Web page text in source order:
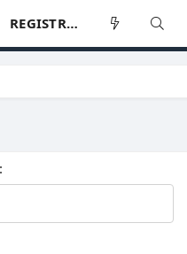
REGISTRERA